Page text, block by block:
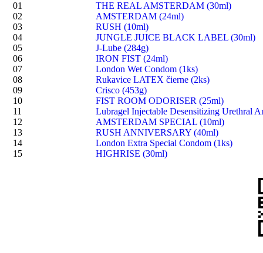
01
THE REAL AMSTERDAM (30ml)
02
AMSTERDAM (24ml)
03
RUSH (10ml)
04
JUNGLE JUICE BLACK LABEL (30ml)
05
J-Lube (284g)
06
IRON FIST (24ml)
07
London Wet Condom (1ks)
08
Rukavice LATEX čierne (2ks)
09
Crisco (453g)
10
FIST ROOM ODORISER (25ml)
11
Lubragel Injectable Desensitizing Urethral
12
AMSTERDAM SPECIAL (10ml)
13
RUSH ANNIVERSARY (40ml)
14
London Extra Special Condom (1ks)
15
HIGHRISE (30ml)